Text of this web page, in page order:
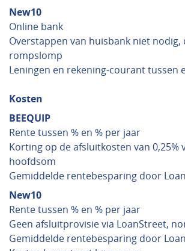
New10
Online bank
Overstappen van huisbank niet nodig,
rompslomp
Leningen en rekening-courant tussen
Kosten
BEEQUIP
Rente tussen % en % per jaar
Korting op de afsluitkosten van 0,25%
hoofdsom
Gemiddelde rentebesparing door
New10
Rente tussen % en % per jaar
Geen afsluitprovisie via LoanStreet,
Gemiddelde rentebesparing door